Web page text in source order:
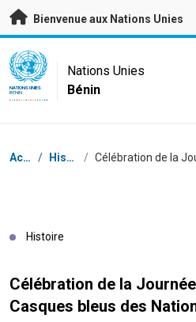
Passer au contenu principal
Bienvenue aux Nations Unies
UN Logo
NATIONS UNIES
BÉNIN
Nations Unies
Bénin
Fil d'Ariane
Accueil / Histoires /
Histoire
Célébration de la
Casques bleus des